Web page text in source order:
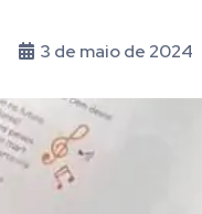
3 de maio de 2024